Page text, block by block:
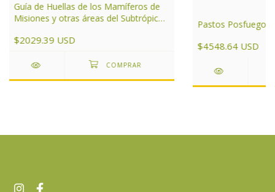
Guía de Huellas de los Mamíferos de
Misiones y otras áreas del Subtrópico
$2029.39 USD
Pastos Posfuego
$4548.64 USD